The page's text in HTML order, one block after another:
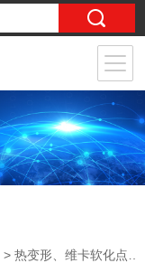
>热变形、维卡软化点温度测定仪